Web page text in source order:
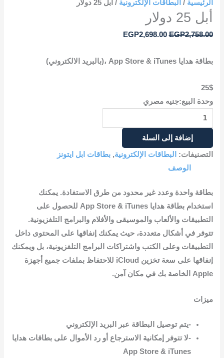
الرئيسية / البطاقات الإلكترونية / أبل 25 دولار
أبل 25 دولار
EGP2,758.00
EGP2,698.00
بطاقة هدايا App Store & iTunes ،(بالبريد الالكتروني)
25$
وحدة البيع:جنيه مصري
إضافة إلى السلة
التصنيفات: البطاقات الإلكترونية,بطاقات ابل ايتونز
الوصف
بطاقة واحدة وعدد غير محدود من طرق الاستفادة. يمكنك
استخدام بطاقة هدايا App Store & iTunes للحصول على
التطبيقات والألعاب والموسيقى والأفلام والبرامج التلفزيونية.
تتوفر في أشكال متعددة، حيث يمكنك إنفاقها على المحتوى داخل
التطبيقات وعلى الكتب واشتراكات البرامج التلفزيونية، بل ويمكنك
إنفاقها على سعة تخزين iCloud للاحتفاظ بملفات جميع أجهزة
Apple الخاصة بك في مكان آمن.
ميزات
-يتم توصيل البطاقة عبر البريد الإلكتروني
-لا تتوفر إمكانية الاسترجاع أو رد الأموال على بطاقات هدايا
App Store & iTunes